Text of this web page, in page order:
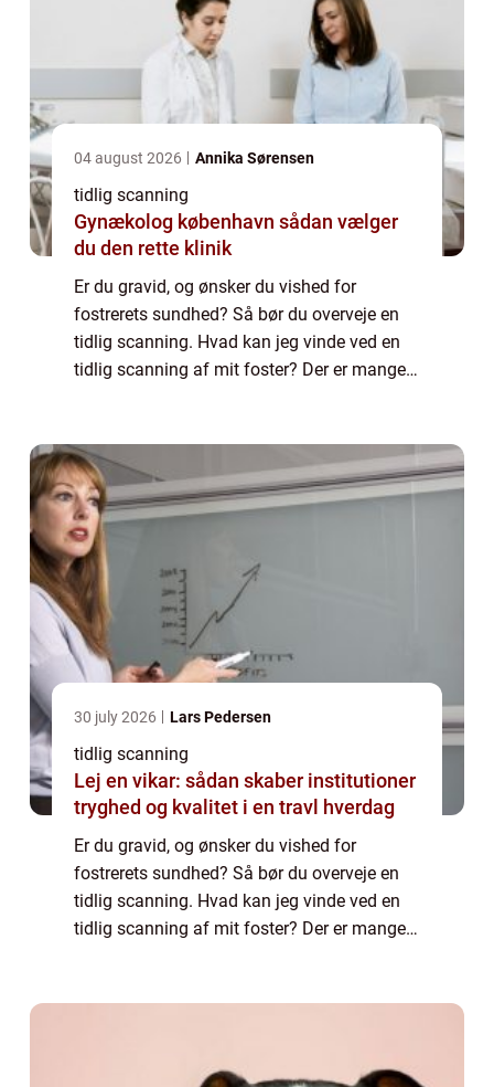
04 august 2026 Annika Sørensen
tidlig scanning
Gynækolog københavn sådan vælger
du den rette klinik
Er du gravid, og ønsker du vished for
fostrerets sundhed? Så bør du overveje en
tidlig scanning. Hvad kan jeg vinde ved en
tidlig scanning af mit foster? Der er mange
30 july 2026 Lars Pedersen
tidlig scanning
Lej en vikar: sådan skaber institutioner
tryghed og kvalitet i en travl hverdag
Er du gravid, og ønsker du vished for
fostrerets sundhed? Så bør du overveje en
tidlig scanning. Hvad kan jeg vinde ved en
tidlig scanning af mit foster? Der er mange